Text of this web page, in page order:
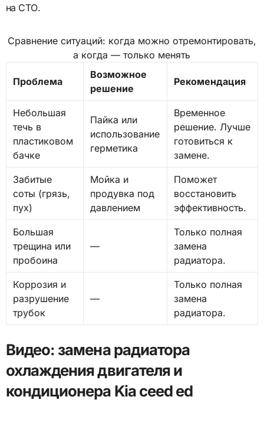
на СТО.
Сравнение ситуаций: когда можно отремонтировать,
а когда — только менять
Проблема
Возможное
решение
Рекомендация
Небольшая
течь в
пластиковом
бачке
Пайка или
использование
герметика
Временное
решение. Лучше
готовиться к
замене.
Забитые
соты (грязь,
пух)
Мойка и
продувка под
давлением
Поможет
восстановить
эффективность.
Большая
трещина или
пробоина
—
Только полная
замена
радиатора.
Коррозия и
разрушение
трубок
—
Только полная
замена
радиатора.
Видео: замена радиатора
охлаждения двигателя и
кондиционера Kia ceed еd